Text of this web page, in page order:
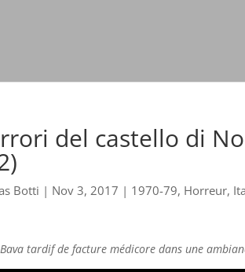
del castello di
Botti | Nov 3, 2017 | 1970-79, Horreur,
tardif de facture médicore dans une